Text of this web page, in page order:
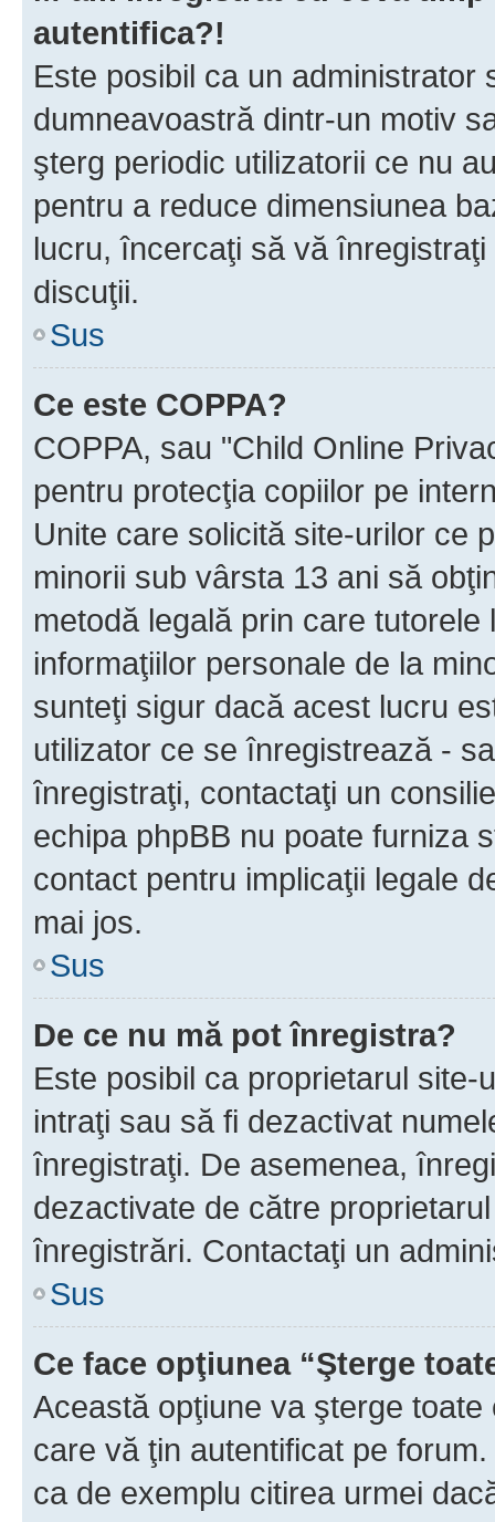
autentifica?!
Este posibil ca un
dumneavoastră dintr-un motiv
şterg periodic utilizatorii ce nu
pentru a reduce dimensiunea
lucru, încercaţi să vă
discuţii.
Sus
Ce este COPPA?
COPPA, sau "Child Online
pentru protecţia copiilor pe
Unite care solicită site-urilor ce
minorii sub vârsta 13 ani să
metodă legală prin care
informaţiilor personale de la
sunteţi sigur dacă acest lucru
utilizator ce se înregistrează -
înregistraţi, contactaţi un
echipa phpBB nu poate furniza
contact pentru implicaţii legale
mai jos.
Sus
De ce nu mă pot înregistra?
Este posibil ca proprietarul
intraţi sau să fi dezactivat
înregistraţi. De asemenea,
dezactivate de către
înregistrări. Contactaţi un
Sus
Ce face opţiunea “Şterge
Această opţiune va şterge
care vă ţin autentificat pe
ca de exemplu citirea urmei